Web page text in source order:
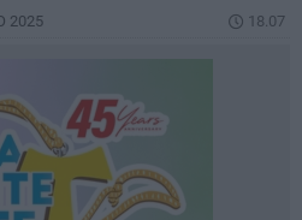
2025 18.07